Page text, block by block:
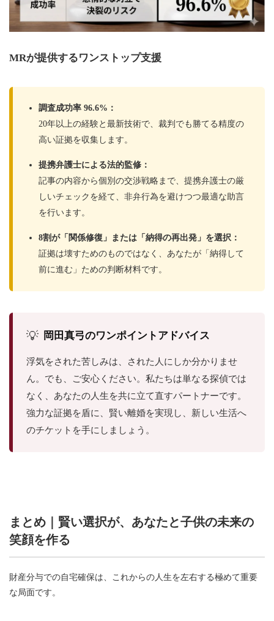
MRが提供するワンストップ支援
調査成功率 96.6%：
20年以上の経験と最新技術で、裁判でも勝てる精度の
高い証拠を収集します。
提携弁護士による法的監修：
記事の内容から個別の交渉戦略まで、提携弁護士の厳
しいチェックを経て、非弁行為を避けつつ最適な助言
を行います。
8割が「関係修復」または「納得の再出発」を選択：
証拠は壊すためのものではなく、あなたが「納得して
前に進む」ための判断材料です。
💡 岡田真弓のワンポイントアドバイス
浮気をされた苦しみは、された人にしか分かりませ
ん。でも、ご安心ください。私たちは単なる探偵では
なく、あなたの人生を共に立て直すパートナーです。
強力な証拠を盾に、賢い離婚を実現し、新しい生活へ
のチケットを手にしましょう。
まとめ｜賢い選択が、あなたと子供の未来の
笑顔を作る
財産分与での自宅確保は、これからの人生を左右する極めて重要
な局面です。